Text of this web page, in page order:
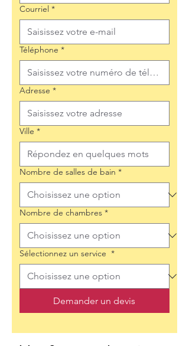
Courriel *
Téléphone *
Adresse *
Ville *
Nombre de salles de bain *
Nombre de chambres *
Sélectionnez un service *
Demander un devis